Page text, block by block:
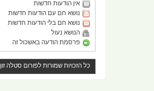
אין הודעות חדשות
נושא חם עם הודעות חדשות
נושא חם בלי הודעות חדשות
הנושא נעול
פרסמת הודעה באשכול זה
כל הזכויות שמורות לפורום סטלה זון